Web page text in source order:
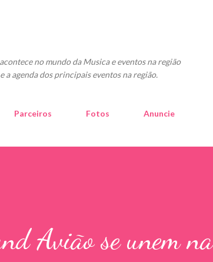
no mundo da Musica e eventos na região
agenda dos principais eventos na região.
Parceiros Fotos Anuncie
Avião se unem